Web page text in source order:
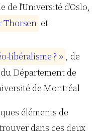
l’Université d’Oslo,
Thorsen et
o-libéralisme ? » , de
Département de
de Montréal
éléments de
dans ces deux